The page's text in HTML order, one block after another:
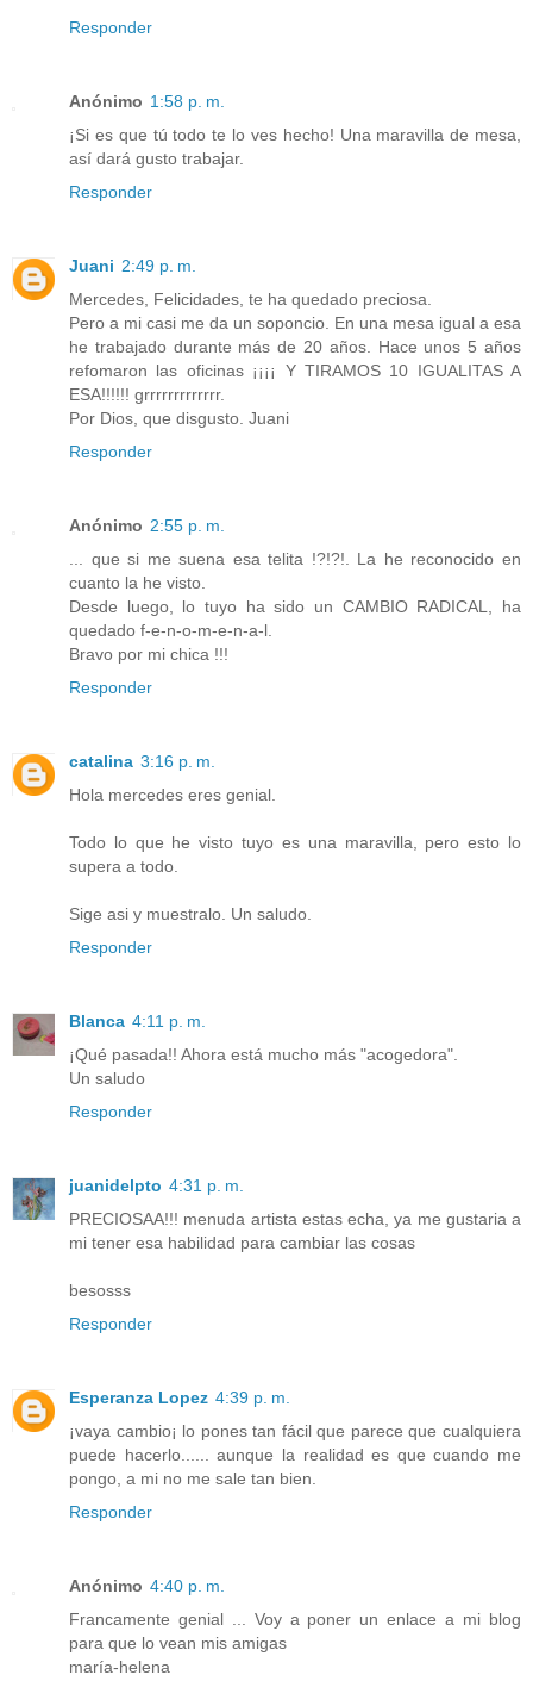
Responder
Anónimo 1:58 p. m.
¡Si es que tú todo te lo ves hecho! Una maravilla de mesa,
así dará gusto trabajar.
Responder
Juani 2:49 p. m.
Mercedes, Felicidades, te ha quedado preciosa.
Pero a mi casi me da un soponcio. En una mesa igual a esa
he trabajado durante más de 20 años. Hace unos 5 años
refomaron las oficinas ¡¡¡¡ Y TIRAMOS 10 IGUALITAS A
ESA!!!!!! grrrrrrrrrrrrr.
Por Dios, que disgusto. Juani
Responder
Anónimo 2:55 p. m.
... que si me suena esa telita !?!?!. La he reconocido en
cuanto la he visto.
Desde luego, lo tuyo ha sido un CAMBIO RADICAL, ha
quedado f-e-n-o-m-e-n-a-l.
Bravo por mi chica !!!
Responder
catalina 3:16 p. m.
Hola mercedes eres genial.
Todo lo que he visto tuyo es una maravilla, pero esto lo
supera a todo.
Sige asi y muestralo. Un saludo.
Responder
Blanca 4:11 p. m.
¡Qué pasada!! Ahora está mucho más "acogedora".
Un saludo
Responder
juanidelpto 4:31 p. m.
PRECIOSAA!!! menuda artista estas echa, ya me gustaria a
mi tener esa habilidad para cambiar las cosas
besosss
Responder
Esperanza Lopez 4:39 p. m.
¡vaya cambio¡ lo pones tan fácil que parece que cualquiera
puede hacerlo...... aunque la realidad es que cuando me
pongo, a mi no me sale tan bien.
Responder
Anónimo 4:40 p. m.
Francamente genial ... Voy a poner un enlace a mi blog
para que lo vean mis amigas
maría-helena